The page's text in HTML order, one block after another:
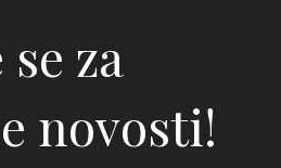
za
novosti!